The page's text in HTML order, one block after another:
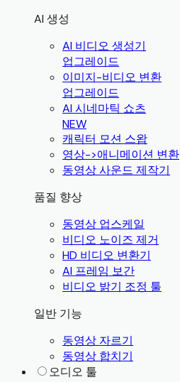
AI 생성
AI 비디오 생성기
업그레이드
이미지-비디오 변환
업그레이드
AI 시네마틱 쇼츠
NEW
캐릭터 모션 스왑
영상->애니메이션 변환
동영상 사운드 제작기
품질 향상
동영상 업스케일
비디오 노이즈 제거
HD 비디오 변환기
AI 프레임 보간
비디오 밝기 조정 툴
일반 기능
동영상 자르기
동영상 합치기
오디오 툴